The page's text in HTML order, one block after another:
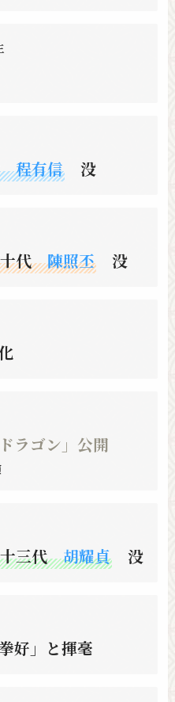
程有信 没
十代陳照丕 没
ラゴン」公開
十三代胡耀貞 没
好」と揮毫